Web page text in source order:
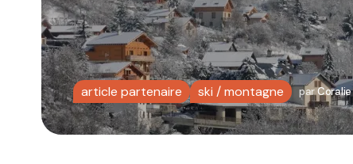
article partenaire ski / montagne parCoralie